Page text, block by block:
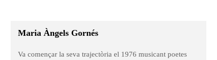
Maria Àngels Gornés
Va començar la seva trajectòria el 1976 musicant poetes